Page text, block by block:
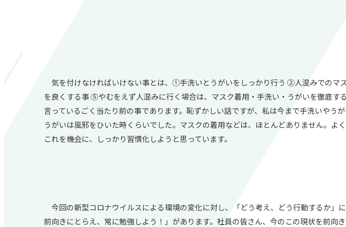
気を付けなければいけない事とは、①手洗いとうがいをしっかり行う ②人混みでの
を良くする事 ⑤やむをえず人混みに行く場合は、マスク着用・手洗い・うがいを徹底
言っているごく当たり前の事であります。恥ずかしい話ですが、私は今まで手洗いやう
うがいは風邪をひいた時くらいでした。マスクの着用などは、ほとんどありません。よ
これを機会に、しっかり習慣化しようと思っています。
今回の新型コロナウイルスによる環境の変化に対し、「どう考え、どう行動するか」
前向きにとらえ、常に勉強しよう！」があります。社員の皆さん、今のこの現状を前